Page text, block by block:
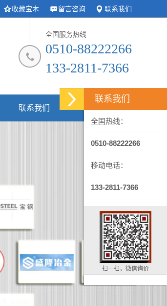
收藏宝木 留言咨询 联系我们
全国服务热线
0510-88222266
133-2811-7366
联系我们
联系我们
全国热线：
0510-88222266
移动电话：
133-2811-7366
扫一扫，微信询价